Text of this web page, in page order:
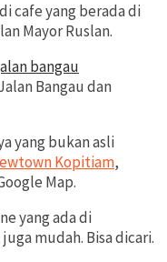
cafe yang berada di
Mayor Ruslan.
Bangau dan
yang bukan asli
Kopitiam,
Map.
yang ada di
mudah. Bisa dicari.